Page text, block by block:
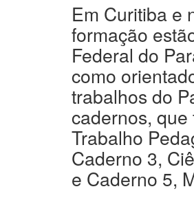
Em Curitiba e
formação
Federal do
como
trabalhos do
cadernos,
Trabalho
Caderno 3,
e Caderno 5,